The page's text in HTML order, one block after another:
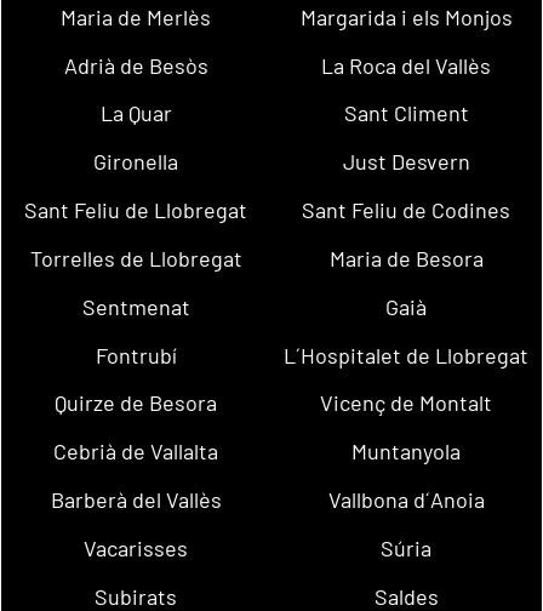
Maria de Merlès
Margarida i els Monjos
Adrià de Besòs
La Roca del Vallès
La Quar
Sant Climent
Gironella
Just Desvern
Sant Feliu de Llobregat
Sant Feliu de Codines
Torrelles de Llobregat
Maria de Besora
Sentmenat
Gaià
Fontrubí
L´Hospitalet de Llobregat
Quirze de Besora
Vicenç de Montalt
Cebrià de Vallalta
Muntanyola
Barberà del Vallès
Vallbona d´Anoia
Vacarisses
Súria
Subirats
Saldes